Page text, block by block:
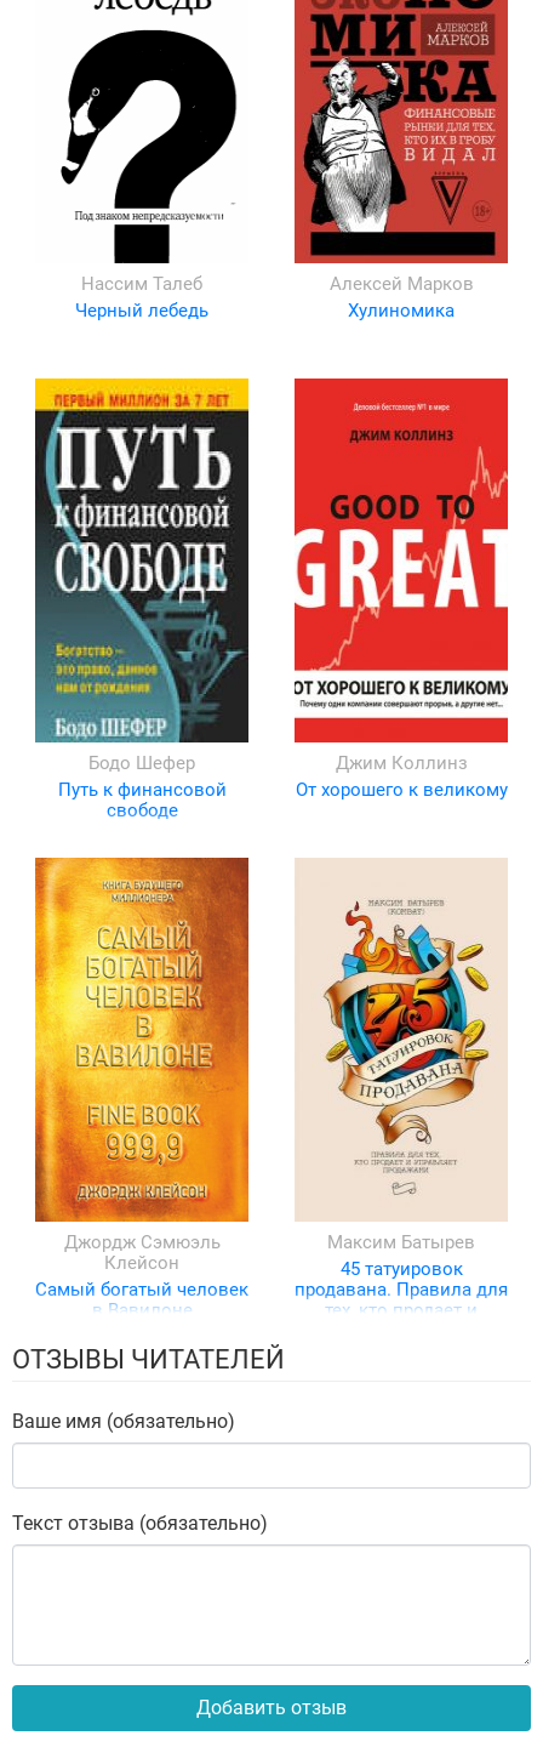
Нассим Талеб
Черный лебедь
Алексей Марков
Хулиномика
Бодо Шефер
Путь к финансовой
свободе
Джим Коллинз
От хорошего к великому
Джордж Сэмюэль
Клейсон
Самый богатый человек
в Вавилоне
Максим Батырев
45 татуировок
продавана. Правила для
тех, кто продает и
ОТЗЫВЫ ЧИТАТЕЛЕЙ
Ваше имя (обязательно)
Текст отзыва (обязательно)
Добавить отзыв